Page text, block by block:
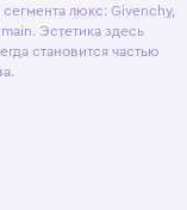
люкс: Givenchy,
Эстетика здесь
становится частью